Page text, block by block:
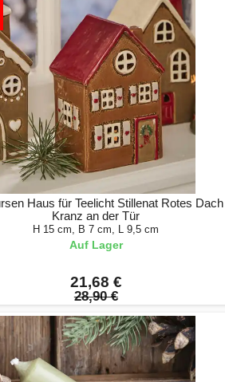
Haus für Teelicht Stillenat Rotes Dach
Kranz an der Tür
H 15 cm, B 7 cm, L 9,5 cm
Auf Lager
21,68 €
28,90 €